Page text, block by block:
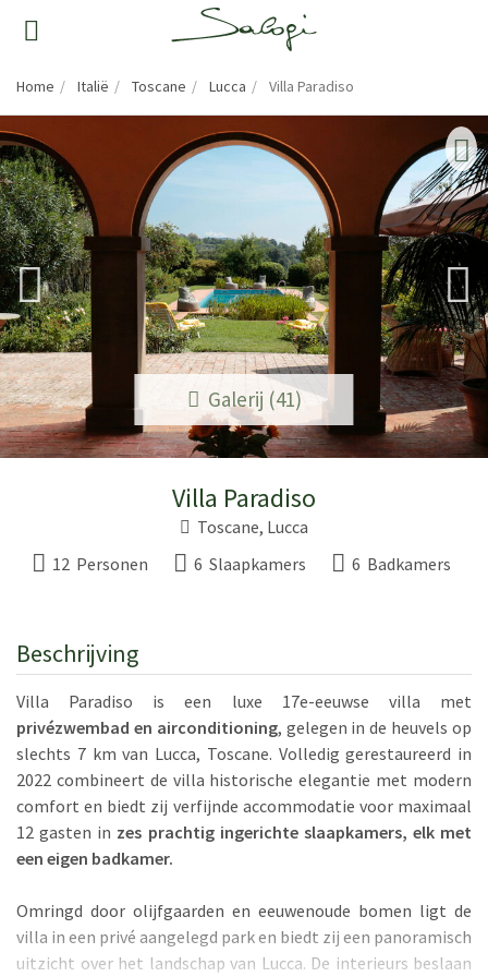
Home Italië Toscane Lucca Villa Paradiso
Galerij (41)
Villa Paradiso
Toscane, Lucca
12 Personen
6 Slaapkamers 6 Badkamers
Beschrijving
Villa Paradiso is een luxe 17e-eeuwse villa met
privézwembad en airconditioning, gelegen in de heuvels op
slechts 7 km van Lucca, Toscane. Volledig gerestaureerd in
2022 combineert de villa historische elegantie met modern
comfort en biedt zij verfijnde accommodatie voor maximaal
12 gasten in zes prachtig ingerichte slaapkamers, elk met
een eigen badkamer.
Omringd door olijfgaarden en eeuwenoude bomen ligt de
villa in een privé aangelegd park en biedt zij een panoramisch
uitzicht over het landschap van Lucca. De interieurs beslaan